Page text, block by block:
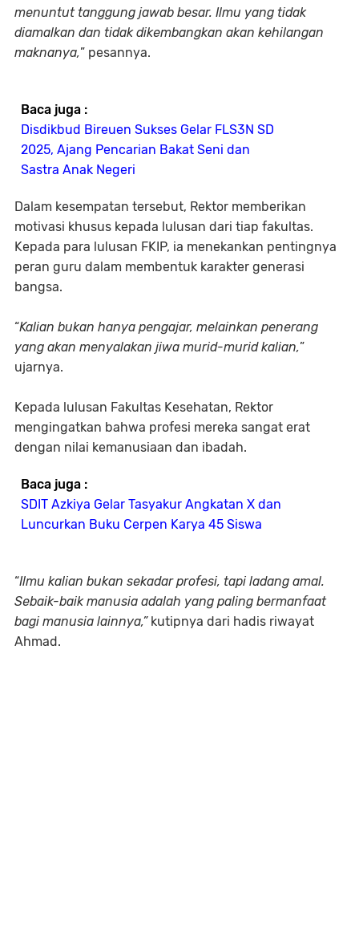
menuntut tanggung jawab besar. Ilmu yang tidak
diamalkan dan tidak dikembangkan akan kehilangan
maknanya,” pesannya.
Baca juga :
Disdikbud Bireuen Sukses Gelar FLS3N SD
2025, Ajang Pencarian Bakat Seni dan
Sastra Anak Negeri
Dalam kesempatan tersebut, Rektor memberikan
motivasi khusus kepada lulusan dari tiap fakultas.
Kepada para lulusan FKIP, ia menekankan pentingnya
peran guru dalam membentuk karakter generasi
bangsa.
“Kalian bukan hanya pengajar, melainkan penerang
yang akan menyalakan jiwa murid-murid kalian,”
ujarnya.
Kepada lulusan Fakultas Kesehatan, Rektor
mengingatkan bahwa profesi mereka sangat erat
dengan nilai kemanusiaan dan ibadah.
Baca juga :
SDIT Azkiya Gelar Tasyakur Angkatan X dan
Luncurkan Buku Cerpen Karya 45 Siswa
“Ilmu kalian bukan sekadar profesi, tapi ladang amal.
Sebaik-baik manusia adalah yang paling bermanfaat
bagi manusia lainnya,”kutipnya dari hadis riwayat
Ahmad.